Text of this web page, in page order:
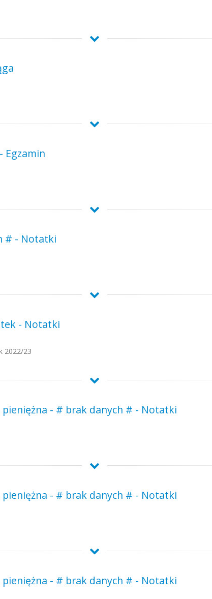
Egzamin
# - Notatki
- Notatki
2022/23
- # brak danych # - Notatki
- # brak danych # - Notatki
- # brak danych # - Notatki